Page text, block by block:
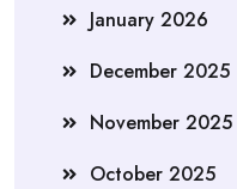
January 2026
December 2025
November 2025
October 2025